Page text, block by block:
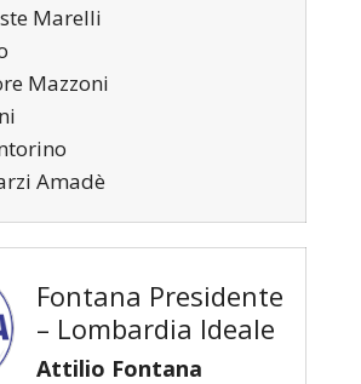
Marelli
Mazzoni
Amadè
Fontana Presidente
– Lombardia Ideale
Attilio Fontana